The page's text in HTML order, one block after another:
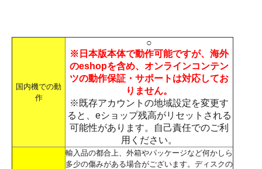
国内機での動
作
○
※日本版本体で動作可能ですが、海外
のeshopを含め、オンラインコンテン
ツの動作保証・サポートは対応してお
りません。
※既存アカウントの地域設定を変更す
ると、eショップ残高がリセットされる
可能性があります。自己責任でのご利
用ください。
輸入品の都合上、外箱やパッケージなど何かしら
多少の傷みがある場合がございます。ディスクの